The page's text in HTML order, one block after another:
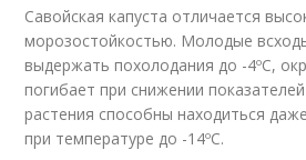
Савойская капуста отличается
морозостойкостью. Молодые
выдержать похолодания до -4ºС,
погибает при снижении
растения способны находиться
при температуре до -14ºС.